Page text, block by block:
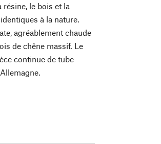
résine, le bois et la
à la nature.
agréablement chaude
de chêne massif. Le
continue de tube